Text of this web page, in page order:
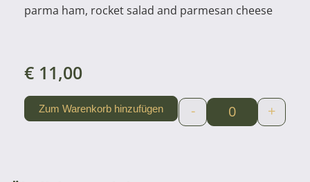
parma ham, rocket salad and parmesan cheese
€ 11,00
- +
Zum Warenkorb hinzufügen